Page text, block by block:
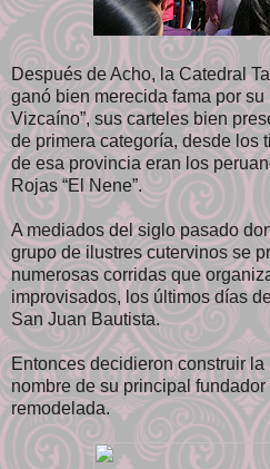
Después de Acho, la Catedral
ganó bien merecida fama por su
Vizcaíno”, sus carteles bien
de primera categoría, desde los
de esa provincia eran los
Rojas “El Nene”.
A mediados del siglo pasado
grupo de ilustres cutervinos se
numerosas corridas que
improvisados, los últimos días
San Juan Bautista.
Entonces decidieron construir
nombre de su principal
remodelada.